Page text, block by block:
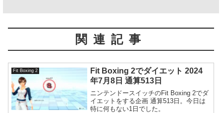
関連記事
Fit Boxing 2
Fit Boxing 2でダイエット 2024
年7月8日 通算513日
ニンテンドースイッチのFit Boxing 2でダ
イエットをする企画 通算513日。今日は
特に何もない1日でした。